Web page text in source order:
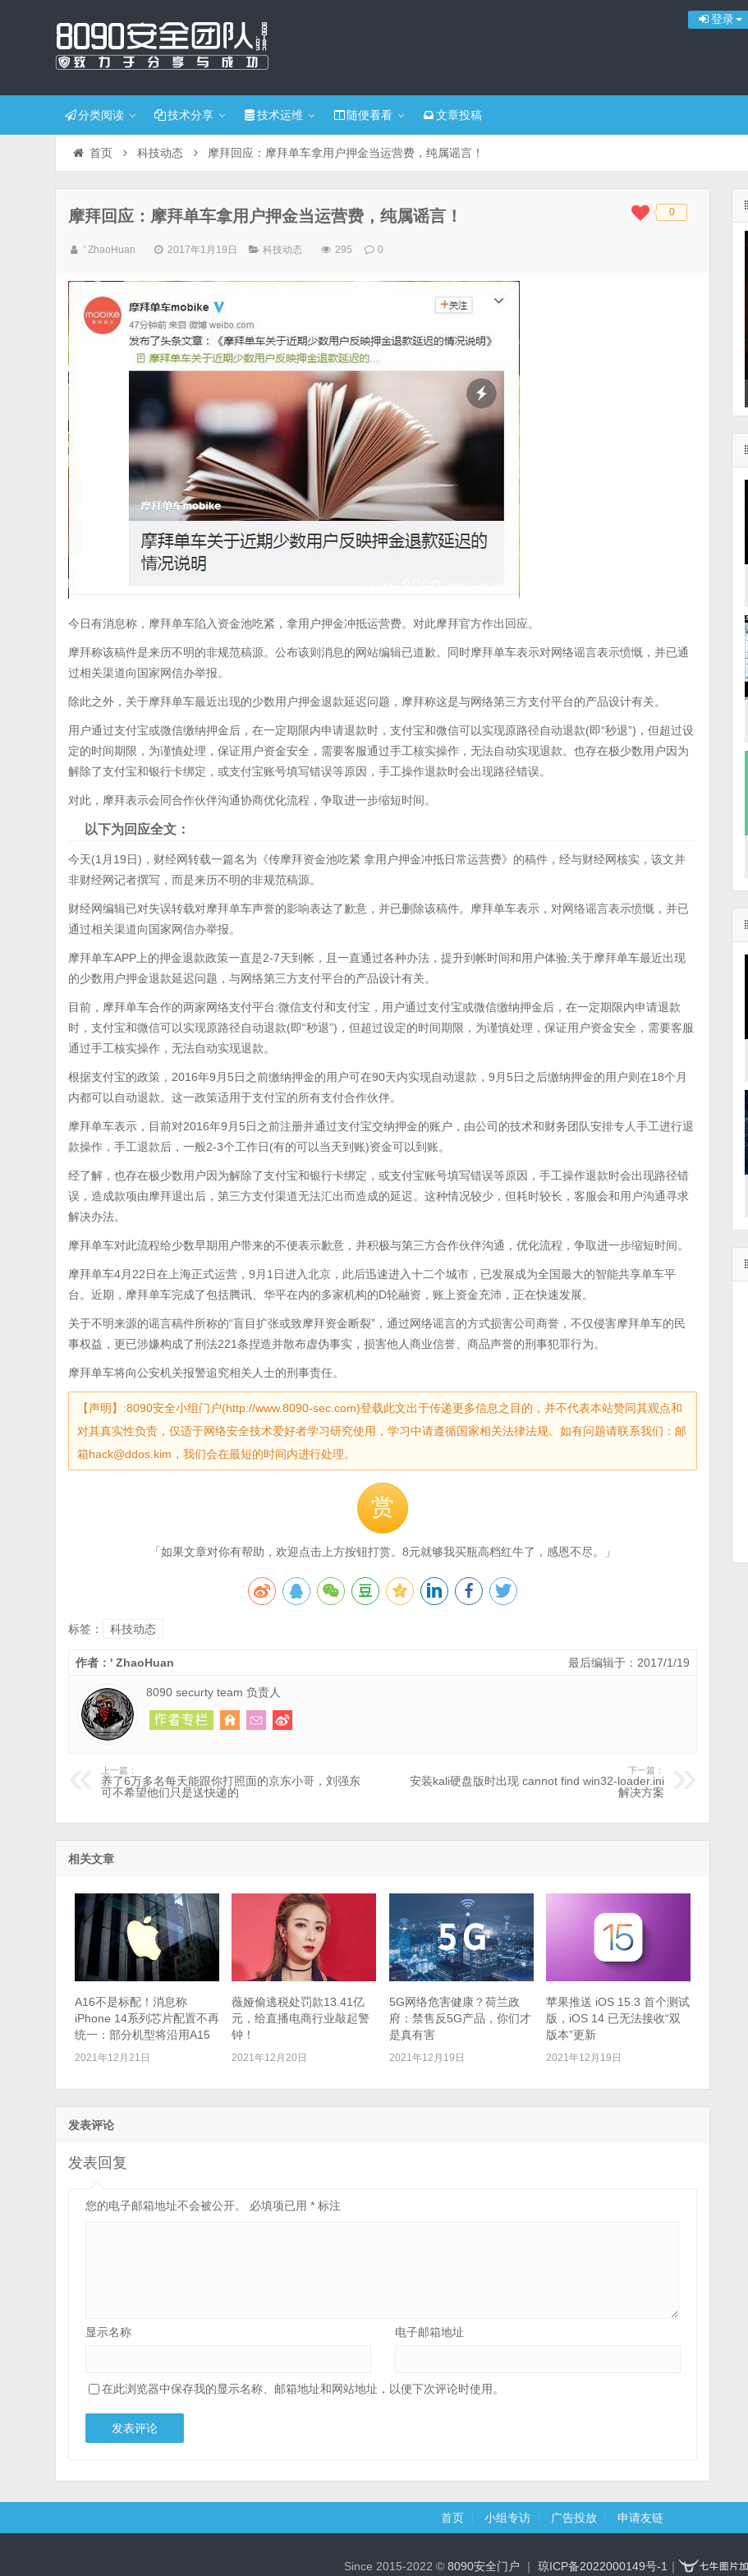
登录
分类阅读 技术分享 技术运维 随便看看 文章投稿
首页 科技动态 摩拜回应：摩拜单车拿用户押金当运营费，纯属谣言！
◆◆ 0
摩拜回应：摩拜单车拿用户押金当运营费，纯属谣言！
' ZhaoHuan 2017年1月19日 科技动态 295 0
今日有消息称，摩拜单车陷入资金池吃紧，拿用户押金冲抵运营费。对此摩拜官方作出回应。
摩拜称该稿件是来历不明的非规范稿源。公布该则消息的网站编辑已道歉。同时摩拜单车表示对网络谣言表示愤慨，并已通
过相关渠道向国家网信办举报。
除此之外，关于摩拜单车最近出现的少数用户押金退款延迟问题，摩拜称这是与网络第三方支付平台的产品设计有关。
用户通过支付宝或微信缴纳押金后，在一定期限内申请退款时，支付宝和微信可以实现原路径自动退款(即“秒退”)，但超过设
定的时间期限，为谨慎处理，保证用户资金安全，需要客服通过手工核实操作，无法自动实现退款。也存在极少数用户因为
解除了支付宝和银行卡绑定，或支付宝账号填写错误等原因，手工操作退款时会出现路径错误。
对此，摩拜表示会同合作伙伴沟通协商优化流程，争取进一步缩短时间。
以下为回应全文：
今天(1月19日)，财经网转载一篇名为《传摩拜资金池吃紧 拿用户押金冲抵日常运营费》的稿件，经与财经网核实，该文并
非财经网记者撰写，而是来历不明的非规范稿源。
财经网编辑已对失误转载对摩拜单车声誉的影响表达了歉意，并已删除该稿件。摩拜单车表示，对网络谣言表示愤慨，并已
通过相关渠道向国家网信办举报。
摩拜单车APP上的押金退款政策一直是2-7天到帐，且一直通过各种办法，提升到帐时间和用户体验;关于摩拜单车最近出现
的少数用户押金退款延迟问题，与网络第三方支付平台的产品设计有关。
目前，摩拜单车合作的两家网络支付平台:微信支付和支付宝，用户通过支付宝或微信缴纳押金后，在一定期限内申请退款
时，支付宝和微信可以实现原路径自动退款(即“秒退”)，但超过设定的时间期限，为谨慎处理，保证用户资金安全，需要客服
通过手工核实操作，无法自动实现退款。
根据支付宝的政策，2016年9月5日之前缴纳押金的用户可在90天内实现自动退款，9月5日之后缴纳押金的用户则在18个月
内都可以自动退款。这一政策适用于支付宝的所有支付合作伙伴。
摩拜单车表示，目前对2016年9月5日之前注册并通过支付宝交纳押金的账户，由公司的技术和财务团队安排专人手工进行退
款操作，手工退款后，一般2-3个工作日(有的可以当天到账)资金可以到账。
经了解，也存在极少数用户因为解除了支付宝和银行卡绑定，或支付宝账号填写错误等原因，手工操作退款时会出现路径错
误，造成款项由摩拜退出后，第三方支付渠道无法汇出而造成的延迟。这种情况较少，但耗时较长，客服会和用户沟通寻求
解决办法。
摩拜单车对此流程给少数早期用户带来的不便表示歉意，并积极与第三方合作伙伴沟通，优化流程，争取进一步缩短时间。
摩拜单车4月22日在上海正式运营，9月1日进入北京，此后迅速进入十二个城市，已发展成为全国最大的智能共享单车平
台。近期，摩拜单车完成了包括腾讯、华平在内的多家机构的D轮融资，账上资金充沛，正在快速发展。
关于不明来源的谣言稿件所称的“盲目扩张或致摩拜资金断裂”，通过网络谣言的方式损害公司商誉，不仅侵害摩拜单车的民
事权益，更已涉嫌构成了刑法221条捏造并散布虚伪事实，损害他人商业信誉、商品声誉的刑事犯罪行为。
摩拜单车将向公安机关报警追究相关人士的刑事责任。
【声明】:8090安全小组门户(http://www.8090-sec.com)登载此文出于传递更多信息之目的，并不代表本站赞同其观点和
对其真实性负责，仅适于网络安全技术爱好者学习研究使用，学习中请遵循国家相关法律法规。如有问题请联系我们：邮
箱hack@ddos.kim，我们会在最短的时间内进行处理。
赏
「如果文章对你有帮助，欢迎点击上方按钮打赏。8元就够我买瓶高档红牛了，感恩不尽。」
标签： 科技动态
最后编辑于：2017/1/19
作者：' ZhaoHuan
8090 securty team 负责人
上一篇：
养了6万多名每天能跟你打照面的京东小哥，刘强东
可不希望他们只是送快递的
下一篇：
安装kali硬盘版时出现 cannot find win32-loader.ini
解决方案
相关文章
A16不是标配！消息称
iPhone 14系列芯片配置不再
统一：部分机型将沿用A15
2021年12月21日
薇娅偷逃税处罚款13.41亿
元，给直播电商行业敲起警
钟！
2021年12月20日
5G网络危害健康？荷兰政
府：禁售反5G产品，你们才
是真有害
2021年12月19日
苹果推送 iOS 15.3 首个测试
版，iOS 14 已无法接收“双
版本”更新
2021年12月19日
发表评论
发表回复
您的电子邮箱地址不会被公开。 必填项已用* 标注
显示名称 电子邮箱地址
在此浏览器中保存我的显示名称、邮箱地址和网站地址，以便下次评论时使用。
首页 小组专访 广告投放 申请友链
Since 2015-2022 © 8090安全门户 ｜ 琼ICP备2022000149号-1 ｜